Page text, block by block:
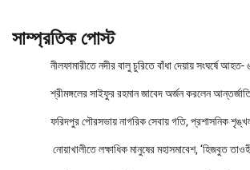
সাম্প্রতিক পোস্ট
নীলফামারীতে নদীর বালু চুরিতে বাঁধা দেয়ায় সংঘর্ষে আহত-
শ্রীমঙ্গলের সাইফুর রহমান জাবেদ অর্জন করলেন
ফরিদপুর পৌরসভায় নাগরিক সেবায় গতি, প্রশাসনিক
নোয়াখালীতে লক্ষাধিক মানুষের মহাসমাবেশ, ‘হিজবুত